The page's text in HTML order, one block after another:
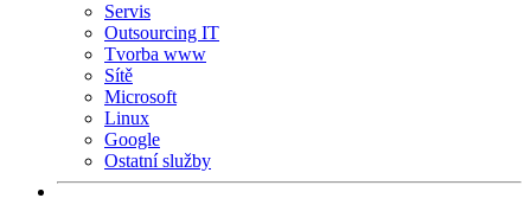
Servis
Outsourcing IT
Tvorba www
Sítě
Microsoft
Linux
Google
Ostatní služby